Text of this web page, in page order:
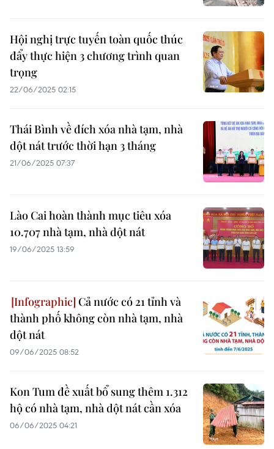
Hội nghị trực tuyến toàn quốc thúc
đẩy thực hiện 3 chương trình quan
trọng
22/06/2025 02:15
Thái Bình về đích xóa nhà tạm, nhà
dột nát trước thời hạn 3 tháng
21/06/2025 07:37
Lào Cai hoàn thành mục tiêu xóa
10.707 nhà tạm, nhà dột nát
19/06/2025 13:59
Cả nước có 21 tỉnh và
thành phố không còn nhà tạm, nhà
dột nát
09/06/2025 08:52
Kon Tum đề xuất bổ sung thêm 1.312
hộ có nhà tạm, nhà dột nát cần xóa
06/06/2025 04:21